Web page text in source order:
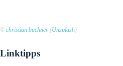
© christian buehner (Unsplash)
Linktipps